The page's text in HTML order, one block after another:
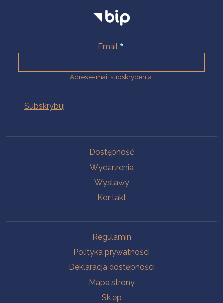
Email
Adres e-mail subskrybenta.
Dostępność
Wydarzenia
Wystawy
Kontakt
Regulamin
Polityka prywatności
Deklaracja dostępności
Mapa strony
Sklep